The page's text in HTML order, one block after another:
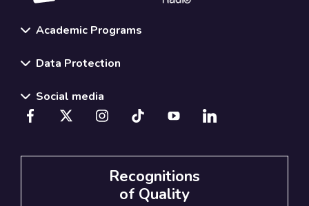
Academic Programs
Data Protection
Social media
Recognitions
of Quality